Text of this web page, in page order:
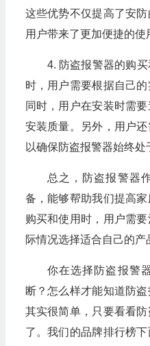
这些优势不仅提高了安
用户带来了更加便捷的使
4. 防盗报警器的购
时，用户需要根据自己
同时，用户在安装时需
安装质量。另外，用户
以确保防盗报警器始终处
总之，防盗报警器
备，能够帮助我们提高
购买和使用时，用户需
际情况选择适合自己的产
你在选择防盗报警
断？怎么样才能知道防
其实很简单，只要看看
了。我们的品牌排行榜